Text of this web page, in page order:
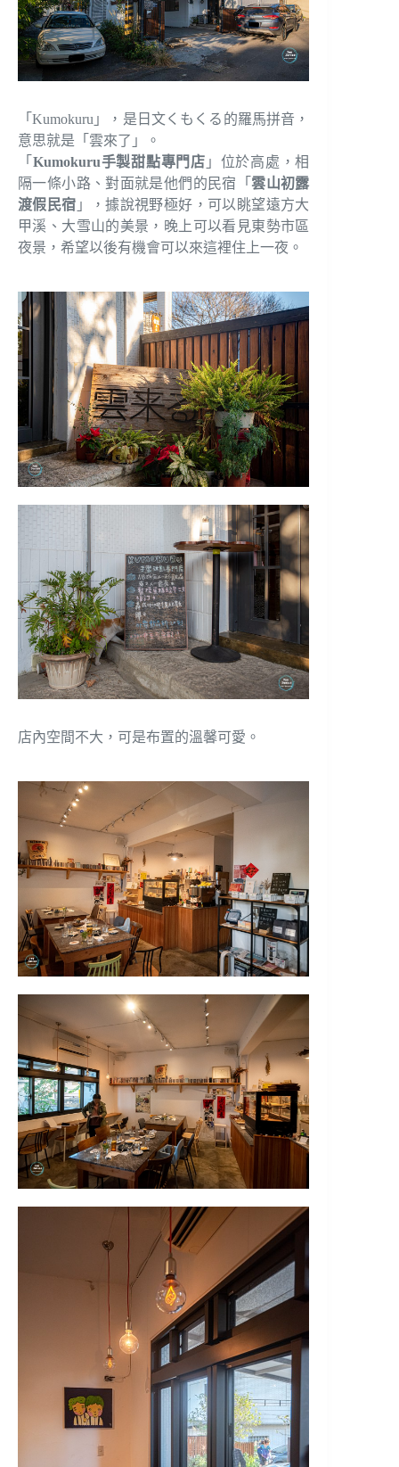
「Kumokuru」，是日文くもくる的羅馬拼音，
意思就是「雲來了」。
「 Kumokuru手製甜點專門店 」位於高處，相
隔一條小路、對面就是他們的民宿「 雲山初露
渡假民宿 」，據說視野極好，可以眺望遠方大
甲溪、大雪山的美景，晚上可以看見東勢市區
夜景，希望以後有機會可以來這裡住上一夜。
店內空間不大，可是布置的溫馨可愛。